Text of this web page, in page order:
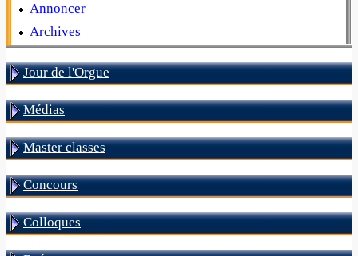
Annoncer
Archives
Jour de l'Orgue
Médias
Master classes
Concours
Colloques